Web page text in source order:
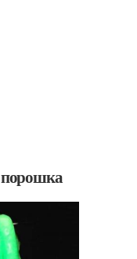
порошка